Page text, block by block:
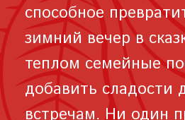
способное
зимний вечер в
теплом семейные
добавить сладости
встречам. Ни один